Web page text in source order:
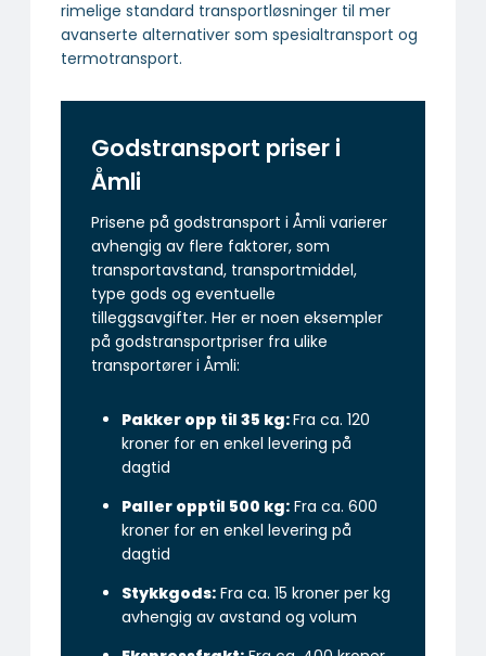
rimelige standard transportløsninger til mer
avanserte alternativer som spesialtransport og
termotransport.
Godstransport priser i
Åmli
Prisene på godstransport i Åmli varierer
avhengig av flere faktorer, som
transportavstand, transportmiddel,
type gods og eventuelle
tilleggsavgifter. Her er noen eksempler
på godstransportpriser fra ulike
transportører i Åmli:
Pakker opp til 35 kg:Fra ca. 120
kroner for en enkel levering på
dagtid
Paller opptil 500 kg: Fra ca. 600
kroner for en enkel levering på
dagtid
Stykkgods: Fra ca. 15 kroner per kg
avhengig av avstand og volum